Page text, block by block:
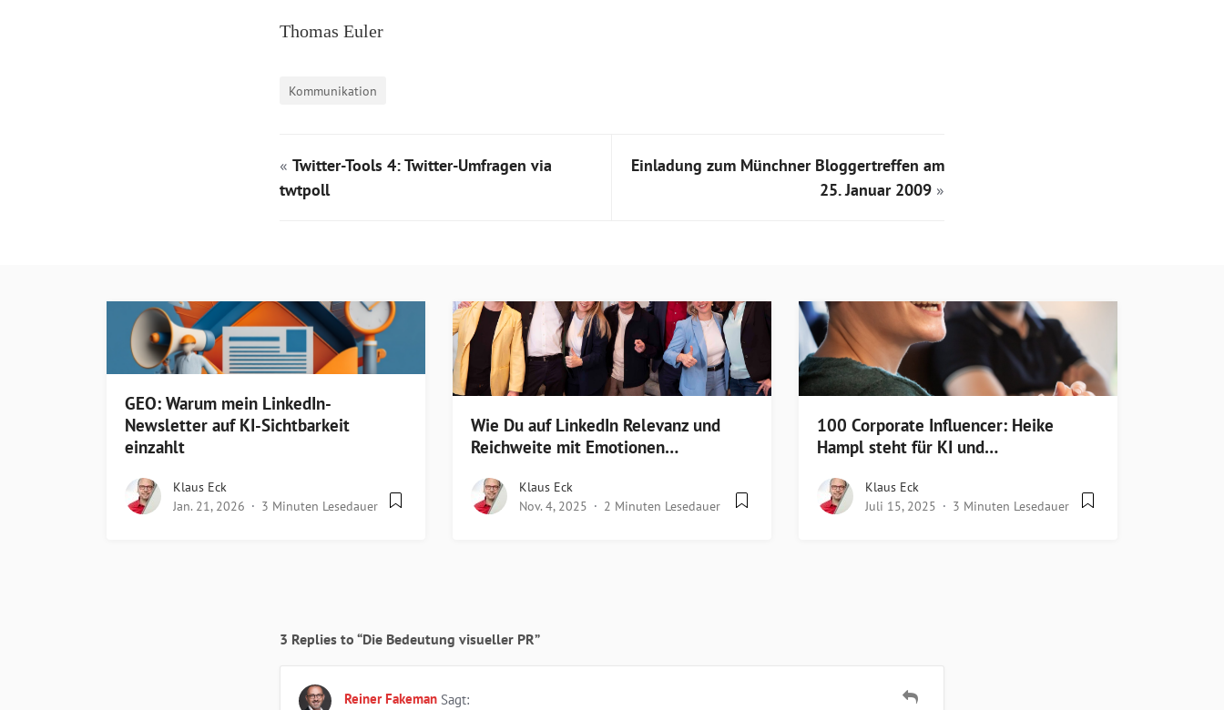
Thomas Euler
Kommunikation
« Twitter-Tools 4: Twitter-Umfragen via
twtpoll
Einladung zum Münchner Bloggertreffen am
25. Januar 2009 »
GEO: Warum mein LinkedIn-
Newsletter auf KI-Sichtbarkeit
einzahlt
Klaus Eck
Jan. 21, 2026
3 Minuten Lesedauer
Wie Du auf LinkedIn Relevanz und
Reichweite mit Emotionen…
Klaus Eck
Nov. 4, 2025
2 Minuten Lesedauer
100 Corporate Influencer: Heike
Hampl steht für KI und…
Klaus Eck
Juli 15, 2025
3 Minuten Lesedauer
3 Replies to “Die Bedeutung visueller PR”
Reiner Fakeman Sagt: